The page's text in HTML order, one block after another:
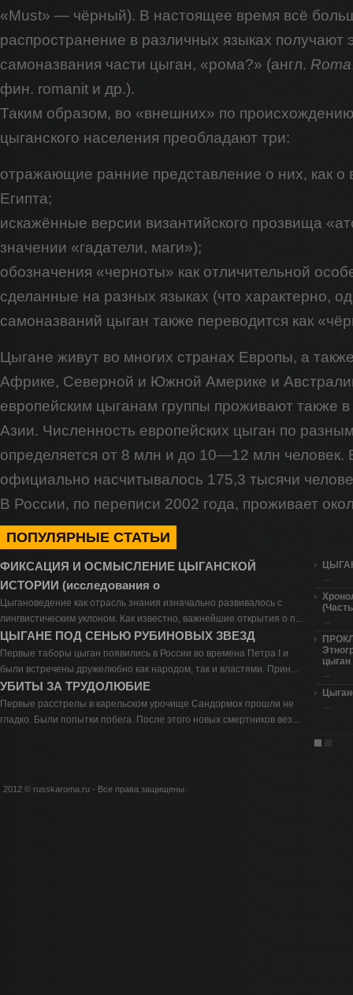
«Must» — чёрный). В настоящее время всё
распространение в различных языках получают
самоназвания части цыган, «рома?» (англ. Roma
фин. romanit и др.).
Таким образом, во «внешних» по
цыганского населения преобладают три:
отражающие ранние представление о них, как о
Египта;
искажённые версии византийского прозвища
значении «гадатели, маги»);
обозначения «черноты» как отличительной
сделанные на разных языках (что характерно,
самоназваний цыган также переводится как
Цыгане живут во многих странах Европы, а
Африке, Северной и Южной Америке и
европейским цыганам группы проживают также
Азии. Численность европейских цыган по
определяется от 8 млн и до 10—12 млн
официально насчитывалось 175,3 тысячи
В России, по переписи 2002 года, проживает
ПОПУЛЯРНЫЕ СТАТЬИ
ФИКСАЦИЯ И ОСМЫСЛЕНИЕ ЦЫГАНСКОЙ
ИСТОРИИ (исследования о
Цыгановедение как отрасль знания изначально развивалось с
лингвистическим уклоном. Как известно, важнейшие открытия о п...
ЦЫГАНЕ ПОД СЕНЬЮ РУБИНОВЫХ ЗВЕЗД
Первые таборы цыган появились в России во времена Петра I и
были встречены дружелюбно как народом, так и властями. Прин...
УБИТЫ ЗА ТРУДОЛЮБИЕ
Первые расстрелы в карельском урочище Сандормох прошли не
гладко. Были попытки побега. После этого новых смертников вез...
цыган
2012 © russkaroma.ru - Все права защищены.